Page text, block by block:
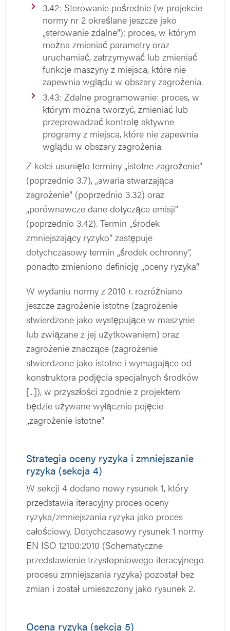
3.42: Sterowanie pośrednie (w projekcie
normy nr 2 określane jeszcze jako
„sterowanie zdalne”): proces, w którym
można zmieniać parametry oraz
uruchamiać, zatrzymywać lub zmieniać
funkcje maszyny z miejsca, które nie
zapewnia wglądu w obszary zagrożenia.
3.43: Zdalne programowanie: proces, w
którym można tworzyć, zmieniać lub
przeprowadzać kontrolę aktywne
programy z miejsca, które nie zapewnia
wglądu w obszary zagrożenia.
Z kolei usunięto terminy „istotne zagrożenie”
(poprzednio 3.7), „awaria stwarzająca
zagrożenie” (poprzednio 3.32) oraz
„porównawcze dane dotyczące emisji”
(poprzednio 3.42). Termin „środek
zmniejszający ryzyko” zastępuje
dotychczasowy termin „środek ochronny”,
ponadto zmieniono definicję „oceny ryzyka”.
W wydaniu normy z 2010 r. rozróżniano
jeszcze zagrożenie istotne (zagrożenie
stwierdzone jako występujące w maszynie
lub związane z jej użytkowaniem) oraz
zagrożenie znaczące (zagrożenie
stwierdzone jako istotne i wymagające od
konstruktora podjęcia specjalnych środków
[...]), w przyszłości zgodnie z projektem
będzie używane wyłącznie pojęcie
„zagrożenie istotne”.
Strategia oceny ryzyka i zmniejszanie
ryzyka (sekcja 4)
W sekcji 4 dodano nowy rysunek 1, który
przedstawia iteracyjny proces oceny
ryzyka/zmniejszania ryzyka jako proces
całościowy. Dotychczasowy rysunek 1 normy
EN ISO 12100:2010 (Schematyczne
przedstawienie trzystopniowego iteracyjnego
procesu zmniejszania ryzyka) pozostał bez
zmian i został umieszczony jako rysunek 2.
Ocena ryzyka (sekcja 5)